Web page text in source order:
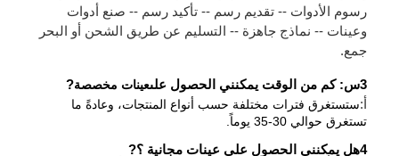
رسوم الأدوات -- تقديم رسم -- تأكيد رسم -- صنع أدوات
وعينات -- نماذج جاهزة -- التسليم عن طريق الشحن أو البحر
جمع.
3س: كم من الوقت يمكنني الحصول على عينات مخصصة?
أ:ستستغرق فترات مختلفة حسب أنواع المنتجات، وعادةً ما
تستغرق حوالي 30-35 يوماً.
4هل يمكنني الحصول على عينات مجانية ؟
?